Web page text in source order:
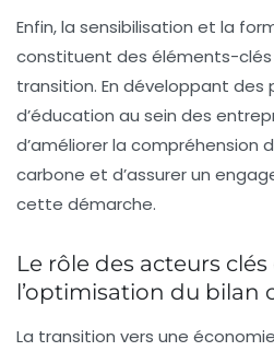
Enfin, la sensibilisation et la
constituent des éléments-
transition. En développant des
d’éducation au sein des
d’améliorer la compréhension
carbone et d’assurer un
cette démarche.
Le rôle des acteurs
l’optimisation du bilan
La transition vers une